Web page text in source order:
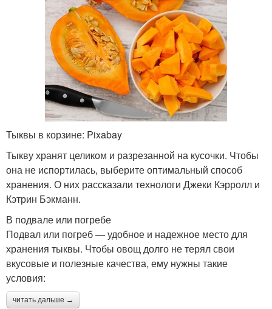
Тыквы в корзине: Pixabay
Тыкву хранят целиком и разрезанной на кусочки. Чтобы
она не испортилась, выберите оптимальный способ
хранения. О них рассказали технологи Джеки Кэрролл и
Кэтрин Бэкманн.
В подвале или погребе
Подвал или погреб — удобное и надежное место для
хранения тыквы. Чтобы овощ долго не терял свои
вкусовые и полезные качества, ему нужны такие
условия:
читать дальше →